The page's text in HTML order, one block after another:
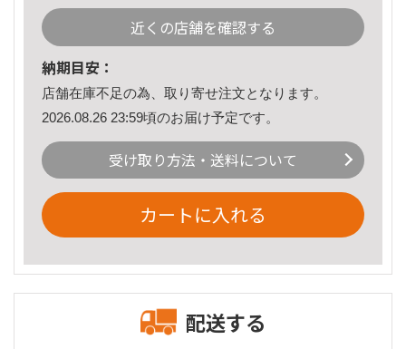
近くの店舗を確認する
納期目安：
店舗在庫不足の為、取り寄せ注文となります。
2026.08.26 23:59頃のお届け予定です。
受け取り方法・送料について
カートに入れる
配送する